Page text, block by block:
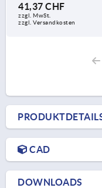
41,37 CHF
zzgl. MwSt.
zzgl. Versandkosten
CAD
DOWNLOADS